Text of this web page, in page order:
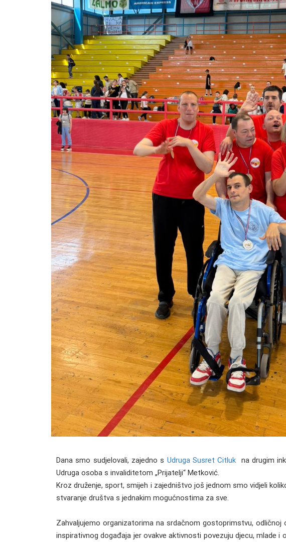
Dana smo sudjelovali, zajedno s Udruga Susret Citluk na drugim
Udruga osoba s invaliditetom „Prijatelji“ Metković.
Kroz druženje, sport, smijeh i zajedništvo još jednom smo vidjeli
stvaranje društva s jednakim mogućnostima za sve.
Zahvaljujemo organizatorima na srdačnom gostoprimstvu,
inspirativnog događaja jer ovakve aktivnosti povezuju djecu, mlade